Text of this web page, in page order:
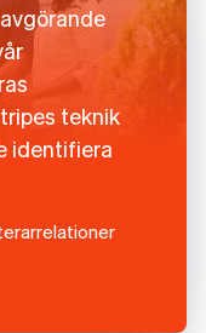
teknik
identifiera